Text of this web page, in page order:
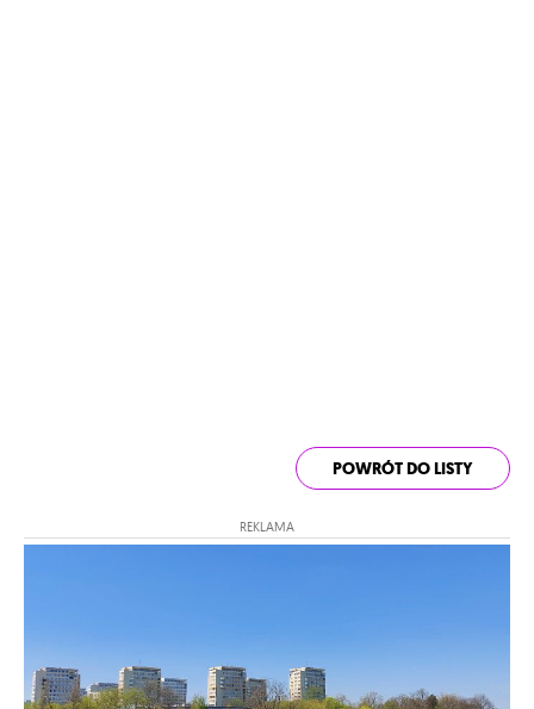
POWRÓT DO LISTY
REKLAMA